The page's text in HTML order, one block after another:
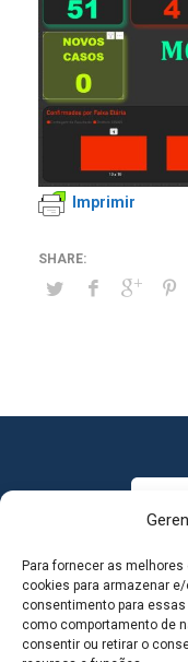
Para fornecer as
cookies para armazenar
consentimento para
como comportamento de
consentir ou retirar o
Imprimir
MAPA DO SITE